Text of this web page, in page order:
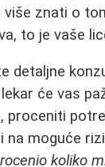
znati o
to je vaše
detaljne
će vas
proceniti
na moguće
koliko